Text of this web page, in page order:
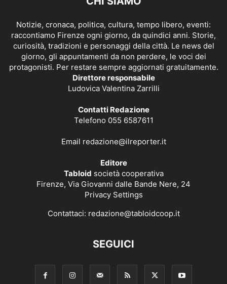
Notizie, cronaca, politica, cultura, tempo libero, eventi:
raccontiamo Firenze ogni giorno, da quindici anni. Storie,
curiosità, tradizioni e personaggi della città. Le news del
giorno, gli appuntamenti da non perdere, le voci dei
protagonisti. Per restare sempre aggiornati gratuitamente.
Direttore responsabile
Ludovica Valentina Zarrilli
Contatti Redazione
Telefono 055 6587611
Email redazione@ilreporter.it
Editore
Tabloid società cooperativa
Firenze, Via Giovanni dalle Bande Nere, 24
Privacy Settings
Contattaci: redazione@tabloidcoop.it
SEGUICI